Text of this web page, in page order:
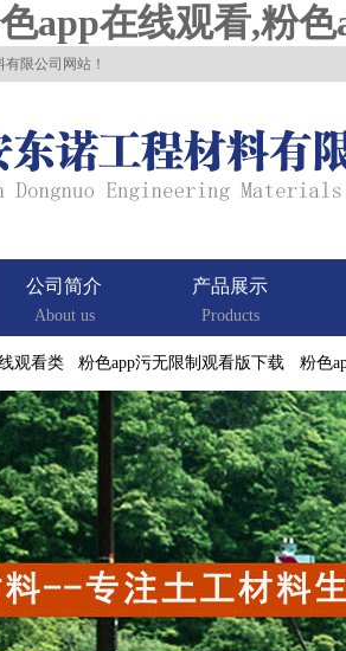
app在线观看,粉
公司网站！
公司简介
About us
产品展示
Products
观看类 粉色app污无限制观看版下载 粉色